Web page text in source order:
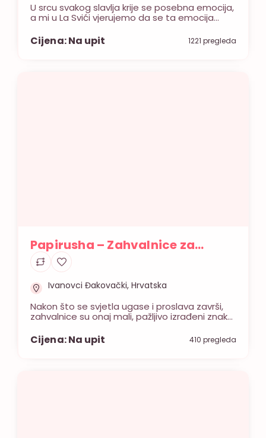
U srcu svakog slavlja krije se posebna emocija,
a mi u La Svići vjerujemo da se ta emocija
klasičnih zahvalnica, poklonite svojim
uzvanicima jedinstven buket svijeća ili
Cijena: Na upit 1221 pregleda
Papirusha – Zahvalnice za
vjenčanja i ostale prigode
Ivanovci Đakovački, Hrvatska
Nakon što se svjetla ugase i proslava završi,
zahvalnice su onaj mali, pažljivo izrađeni znak
uspomenu. Ja sam Petra, vlasnica obrta
Papirusha, i specijalizirala sam se za izradu
Cijena: Na upit 410 pregleda